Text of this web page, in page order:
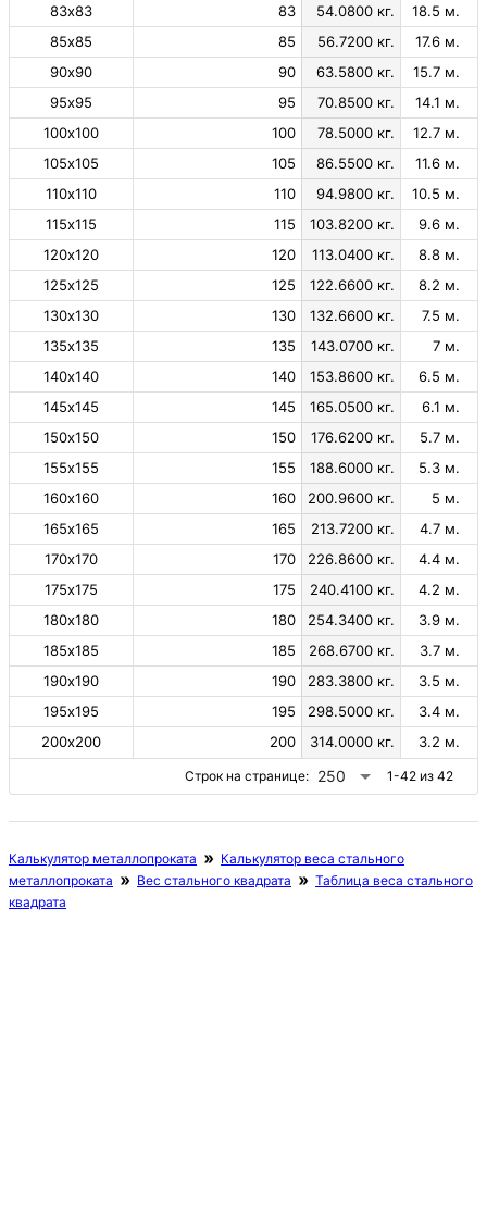
83х83
83 54.0800 кг.
18.5 м.
85х85
85 56.7200 кг.
17.6 м.
90х90
90 63.5800 кг.
15.7 м.
95х95
95 70.8500 кг.
14.1 м.
100х100
100 78.5000 кг.
12.7 м.
105х105
105 86.5500 кг.
11.6 м.
110х110
110 94.9800 кг.
10.5 м.
115х115
115 103.8200 кг.
9.6 м.
120х120
120 113.0400 кг.
8.8 м.
125х125
125 122.6600 кг.
8.2 м.
130х130
130 132.6600 кг.
7.5 м.
135х135
135 143.0700 кг.
7 м.
140х140
140 153.8600 кг.
6.5 м.
145х145
145 165.0500 кг.
6.1 м.
150х150
150 176.6200 кг.
5.7 м.
155х155
155 188.6000 кг.
5.3 м.
160х160
160 200.9600 кг.
5 м.
165х165
165 213.7200 кг.
4.7 м.
170х170
170 226.8600 кг.
4.4 м.
175х175
175 240.4100 кг.
4.2 м.
180х180
180 254.3400 кг.
3.9 м.
185х185
185 268.6700 кг.
3.7 м.
190х190
190 283.3800 кг.
3.5 м.
195х195
195 298.5000 кг.
3.4 м.
200х200
200 314.0000 кг. 3.2 м.
Строк на странице: 250 1-42 из 42
Калькулятор металлопроката
Калькулятор веса стального
металлопроката
Вес стального квадрата
Таблица веса стального
квадрата